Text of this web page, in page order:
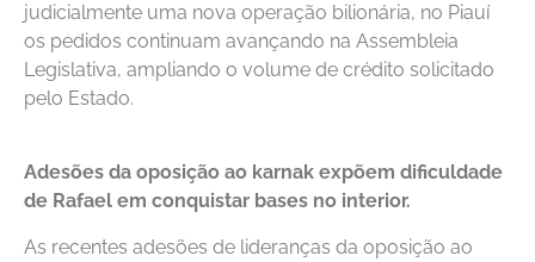
judicialmente uma nova operação bilionária, no Piauí
os pedidos continuam avançando na Assembleia
Legislativa, ampliando o volume de crédito solicitado
pelo Estado.
Adesões da oposição ao karnak expõem dificuldade
de Rafael em conquistar bases no interior.
As recentes adesões de lideranças da oposição ao